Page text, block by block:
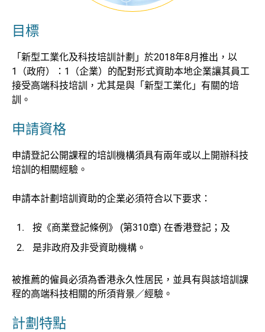
目標
「新型工業化及科技培訓計劃」於2018年8月推出，以
1（政府）：1（企業）的配對形式資助本地企業讓其員工
接受高端科技培訓，尤其是與「新型工業化」有關的培
訓。
申請資格
申請登記公開課程的培訓機構須具有兩年或以上開辦科技
培訓的相關經驗。
申請本計劃培訓資助的企業必須符合以下要求：
按《商業登記條例》 (第310章) 在香港登記；及
是非政府及非受資助機構。
被推薦的僱員必須為香港永久性居民，並具有與該培訓課
程的高端科技相關的所須背景／經驗。
計劃特點